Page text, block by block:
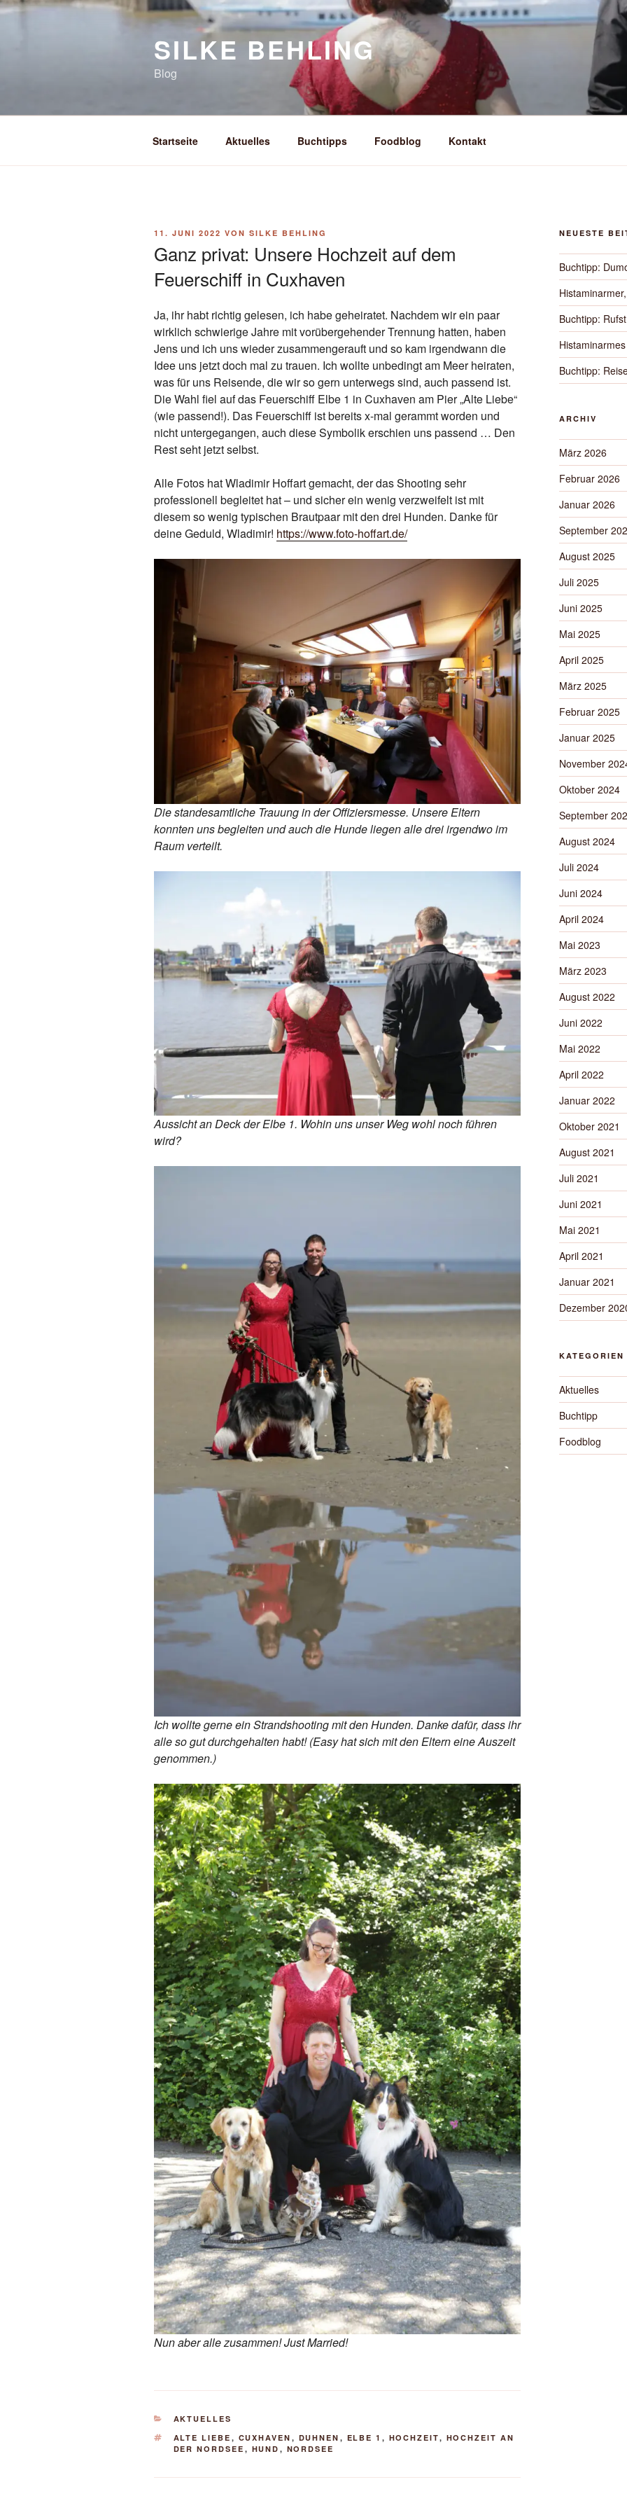
Zum
SILKE BEHLING
Blog
Startseite Aktuelles Buchtipps Foodblog Kontakt
VERÖFFENTLICHT
11. JUNI 2022 VON SILKE BEHLING
Ganz privat: Unsere Hochzeit auf dem
Feuerschiff in Cuxhaven
Ja, ihr habt richtig gelesen, ich habe geheiratet. Nachdem wir ein paar
wirklich schwierige Jahre mit vorübergehender Trennung hatten, haben
Jens und ich uns wieder zusammengerauft und so kam irgendwann die
Idee uns jetzt doch mal zu trauen. Ich wollte unbedingt am Meer heiraten,
was für uns Reisende, die wir so gern unterwegs sind, auch passend ist.
Die Wahl fiel auf das Feuerschiff Elbe 1 in Cuxhaven am Pier „Alte Liebe“
(wie passend!). Das Feuerschiff ist bereits x-mal gerammt worden und
nicht untergegangen, auch diese Symbolik erschien uns passend … Den
Rest seht jetzt selbst.
Alle Fotos hat Wladimir Hoffart gemacht, der das Shooting sehr
professionell begleitet hat – und sicher ein wenig verzweifelt ist mit
diesem so wenig typischen Brautpaar mit den drei Hunden. Danke für
deine Geduld, Wladimir! https://www.foto-hoffart.de/
Die standesamtliche Trauung in der Offiziersmesse. Unsere Eltern
konnten uns begleiten und auch die Hunde liegen alle drei irgendwo im
Raum verteilt.
Aussicht an Deck der Elbe 1. Wohin uns unser Weg wohl noch führen
wird?
Ich wollte gerne ein Strandshooting mit den Hunden. Danke dafür, dass ihr
alle so gut durchgehalten habt! (Easy hat sich mit den Eltern eine Auszeit
genommen.)
Nun aber alle zusammen! Just Married!
KATEGORIEN
AKTUELLES
SCHLAGWÖRTER
ALTE LIEBE , CUXHAVEN , DUHNEN , ELBE 1 , HOCHZEIT, HOCHZEIT AN
DER NORDSEE , HUND , NORDSEE
NEUESTE
Buchtipp:
Buchtipp:
Buchtipp:
ARCHIV
März 2026
Februar 2026
Januar 2026
September
August 2025
Juli 2025
Juni 2025
Mai 2025
April 2025
März 2025
Februar 2025
Januar 2025
November
Oktober 2024
September
August 2024
Juli 2024
Juni 2024
April 2024
Mai 2023
März 2023
August 2022
Juni 2022
Mai 2022
April 2022
Januar 2022
Oktober 2021
August 2021
Juli 2021
Juni 2021
Mai 2021
April 2021
Januar 2021
Dezember
KATEGORIEN
Aktuelles
Buchtipp
Foodblog